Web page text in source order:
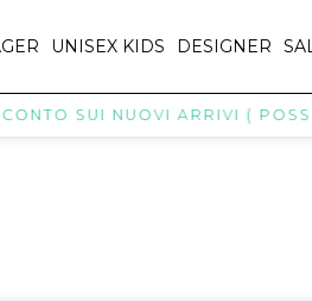
UNISEX KIDS DESIGNER
SUI NUOVI ARRIVI (